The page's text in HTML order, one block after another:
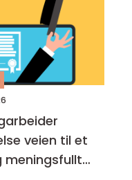
til et
meningsfullt